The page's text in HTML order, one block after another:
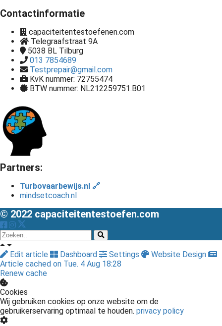
Contactinformatie
capaciteitentestoefenen.com
Telegraafstraat 9A
5038 BL Tilburg
013 7854689
Testprepair@gmail.com
KvK nummer: 72755474
BTW nummer: NL212259751.B01
Partners:
Turbovaarbewijs.nl 🔗
mindsetcoach.nl
© 2022 capaciteitentestoefen.com
Edit article Dashboard Settings
Website Design
Article cached on Tue. 4 Aug 18:28
Renew cache
Cookies
Wij gebruiken cookies op onze website om de
gebruikerservaring optimaal te houden. privacy policy